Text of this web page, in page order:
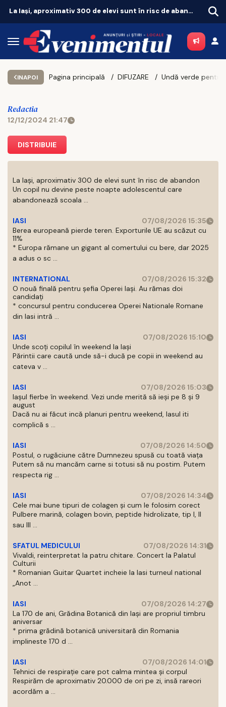
La Iași, aproximativ 300 de elevi sunt în risc de abandon
INAPOI Pagina principală DIFUZARE
Redactia
12/12/2024 21:47
DISTRIBUIE
La Iași, aproximativ 300 de elevi sunt în risc de abandon
Un copil nu devine peste noapte adolescentul care
abandonează scoala ...
IASI
07/08/2026 15:35
Berea europeană pierde teren. Exporturile UE au scăzut cu
11%
* Europa rămane un gigant al comertului cu bere, dar 2025
a adus o sc ...
INTERNATIONAL
07/08/2026 15:32
O nouă finală pentru șefia Operei Iași. Au rămas doi
candidați
* concursul pentru conducerea Operei Nationale Romane
din Iasi intră ...
IASI
07/08/2026 15:10
Unde scoți copilul în weekend la Iași
Părintii care caută unde să-i ducă pe copii in weekend au
cateva v ...
IASI
07/08/2026 15:03
Iașul fierbe în weekend. Vezi unde merită să ieși pe 8 și 9
august
Dacă nu ai făcut incă planuri pentru weekend, Iasul iti
complică s ...
IASI
07/08/2026 14:50
Postul, o rugăciune către Dumnezeu spusă cu toată viața
Putem să nu mancăm carne si totusi să nu postim. Putem
respecta rig ...
IASI
07/08/2026 14:34
Cele mai bune tipuri de colagen și cum le folosim corect
Pulbere marină, colagen bovin, peptide hidrolizate, tip I, II
sau III ...
SFATUL MEDICULUI
07/08/2026 14:31
Vivaldi, reinterpretat la patru chitare. Concert la Palatul
Culturii
* Romanian Guitar Quartet incheie la Iasi turneul national
„Anot ...
IASI
07/08/2026 14:27
La 170 de ani, Grădina Botanică din Iași are propriul timbru
aniversar
* prima grădină botanică universitară din Romania
implineste 170 d ...
IASI
07/08/2026 14:01
Tehnici de respirație care pot calma mintea și corpul
Respirăm de aproximativ 20.000 de ori pe zi, insă rareori
acordăm a ...